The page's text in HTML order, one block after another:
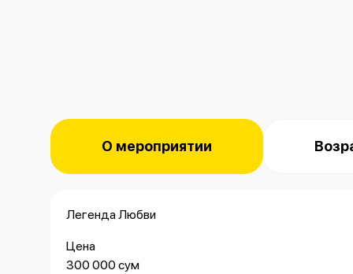
О мероприятии
Легенда Любви
Цена
300 000 сум